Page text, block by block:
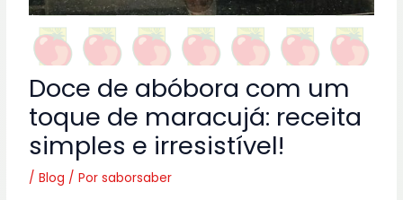
Doce de abóbora com um
toque de maracujá: receita
simples e irresistível!
/Blog / Porsaborsaber